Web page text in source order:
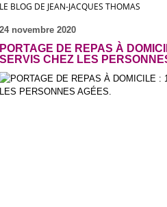
LE BLOG DE JEAN-JACQUES THOMAS
24 novembre 2020
PORTAGE DE REPAS À
SERVIS CHEZ LES